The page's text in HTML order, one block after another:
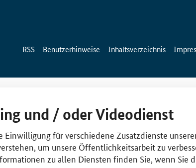
RSS Benutzerhinweise Inhaltsverzeichnis
und / oder Videodienst
Einwilligung für verschiedene Zusatzdienste
um unsere Öffentlichkeitsarbeit zu
zu allen Diensten finden Sie, wenn Sie